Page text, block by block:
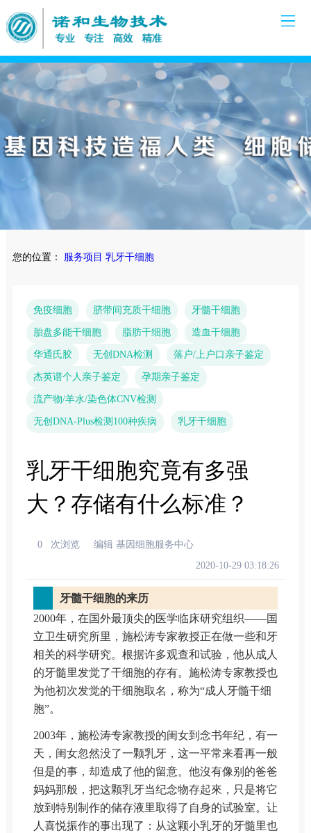
您的位置： 服务项目 乳牙干细胞
免疫细胞 脐带间充质干细胞 牙髓干细胞
胎盘多能干细胞 脂肪干细胞 造血干细胞
华通氏胶 无创DNA检测 落户/上户口亲子鉴定
杰英谱个人亲子鉴定 孕期亲子鉴定
流产物/羊水/染色体CNV检测
无创DNA-Plus检测100种疾病 乳牙干细胞
乳牙干细胞究竟有多强
大？存储有什么标准？
0 次浏览
编辑 基因细胞服务中心
2020-10-29 03:18:26
牙髓干细胞的来历
2000年，在国外最顶尖的医学临床研究组织——国
立卫生研究所里，施松涛专家教授正在做一些和牙
相关的科学研究。根据许多观查和试验，他从成人
的牙髓里发觉了干细胞的存有。施松涛专家教授也
为他初次发觉的干细胞取名，称为“成人牙髓干细
胞”。
2003年，施松涛专家教授的闺女到念书年纪，有一
天，闺女忽然没了一颗乳牙，这一平常来看再一般
但是的事，却造成了他的留意。他沒有像别的爸爸
妈妈那般，把这颗乳牙当纪念物存起來，只是将它
放到特别制作的储存液里取得了自身的试验室。让
人喜悦振作的事出现了：从这颗小乳牙的牙髓里也